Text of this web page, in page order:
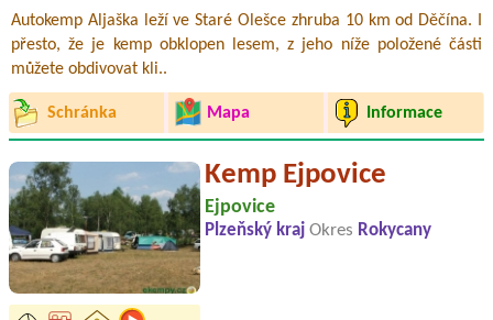
Autokemp Aljaška leží ve Staré Olešce zhruba 10 km od Děčína. I
přesto, že je kemp obklopen lesem, z jeho níže položené části
můžete obdivovat kli..
Schránka Mapa Informace
Kemp Ejpovice
Ejpovice
Plzeňský kraj Okres Rokycany